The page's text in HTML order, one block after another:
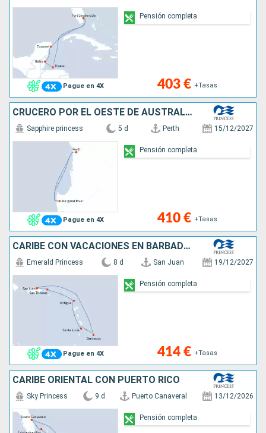
Pague en 4X 403 € +Tasas
Pensión completa
CRUCERO POR EL OESTE DE AUSTRALIA
Pague en 4X
Sapphire princess 5 d Perth 15/12/2027
410 € +Tasas
Pensión completa
CARIBE CON VACACIONES EN BARBADOS Y SANT
Pague en 4X
Emerald Princess 8 d San Juan 19/12/2027
414 € +Tasas
Pensión completa
CARIBE ORIENTAL CON PUERTO RICO
Sky Princess 9 d Puerto Canaveral 13/12/2026
Pensión completa